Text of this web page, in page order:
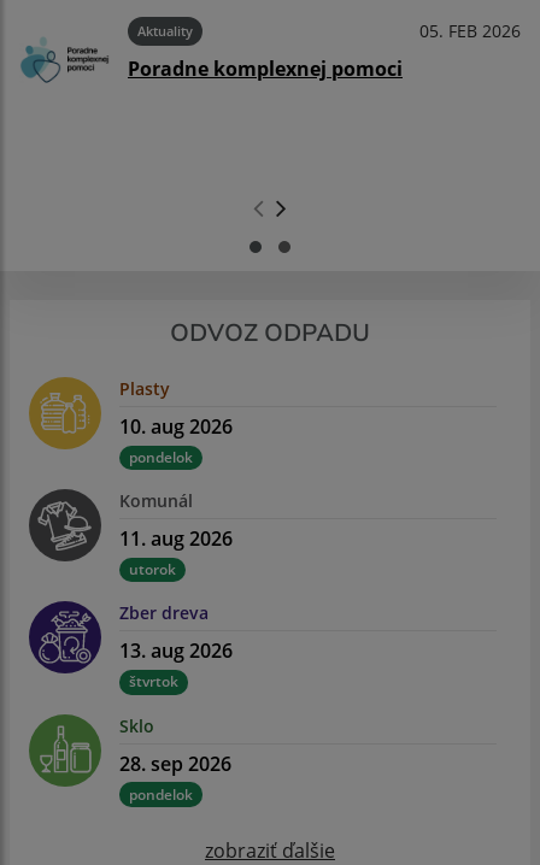
Aktuality 05. FEB 2026
Poradne komplexnej pomoci
ODVOZ ODPADU
Plasty
10. aug 2026
pondelok
Komunál
11. aug 2026
utorok
Zber dreva
13. aug 2026
štvrtok
Sklo
28. sep 2026
pondelok
zobraziť ďalšie